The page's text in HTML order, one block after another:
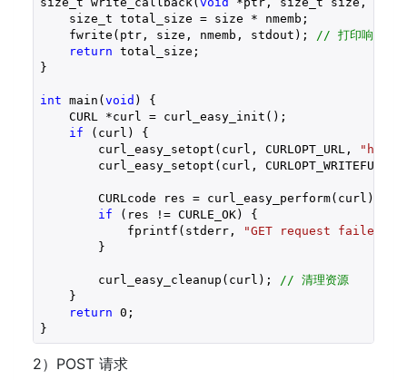
    size_t total_size = size * nmemb;
    fwrite(ptr, size, nmemb, stdout);
// 打印响应内
return total_size;
}
int main(void ) {
    CURL *curl = curl_easy_init();
if (curl) {
        curl_easy_setopt(curl, CURLOPT_URL,
curl_easy_setopt(curl,
        CURLcode res = curl_easy_perform(curl);
if (res != CURLE_OK) {
            fprintf(stderr,
"GET request failed:
        }
        curl_easy_cleanup(curl);
// 清理资源
    }
return 0 ;
}
2）POST 请求